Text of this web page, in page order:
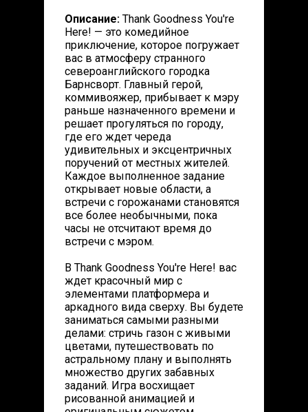
Описание: Thank Goodness You're
Here! — это комедийное
приключение, которое погружает
вас в атмосферу странного
североанглийского городка
Барнсворт. Главный герой,
коммивояжер, прибывает к мэру
раньше назначенного времени и
решает прогуляться по городу,
где его ждет череда
удивительных и эксцентричных
поручений от местных жителей.
Каждое выполненное задание
открывает новые области, а
встречи с горожанами становятся
все более необычными, пока
часы не отсчитают время до
встречи с мэром.
В Thank Goodness You're Here! вас
ждет красочный мир с
элементами платформера и
аркадного вида сверху. Вы будете
заниматься самыми разными
делами: стричь газон с живыми
цветами, путешествовать по
астральному плану и выполнять
множество других забавных
заданий. Игра восхищает
рисованной анимацией и